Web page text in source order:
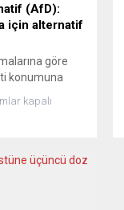
(AfD):
için alternatif
göre
konumuna
ilişkin
Alman
için
yer veriyor.
kapalı